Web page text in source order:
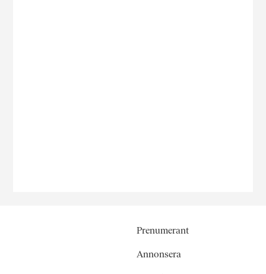
Prenumerant
Annonsera